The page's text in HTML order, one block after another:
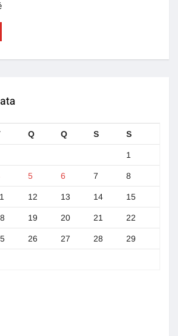
Q Q S S
1
5 6 7 8
12 13 14 15
19 20 21 22
26 27 28 29